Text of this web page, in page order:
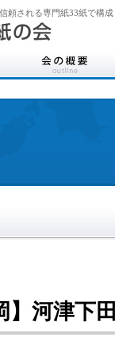
頼される専門紙33紙で構成
】河津